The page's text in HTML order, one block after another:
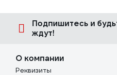
Подпишитесь и
ждут!
О компании
Реквизиты